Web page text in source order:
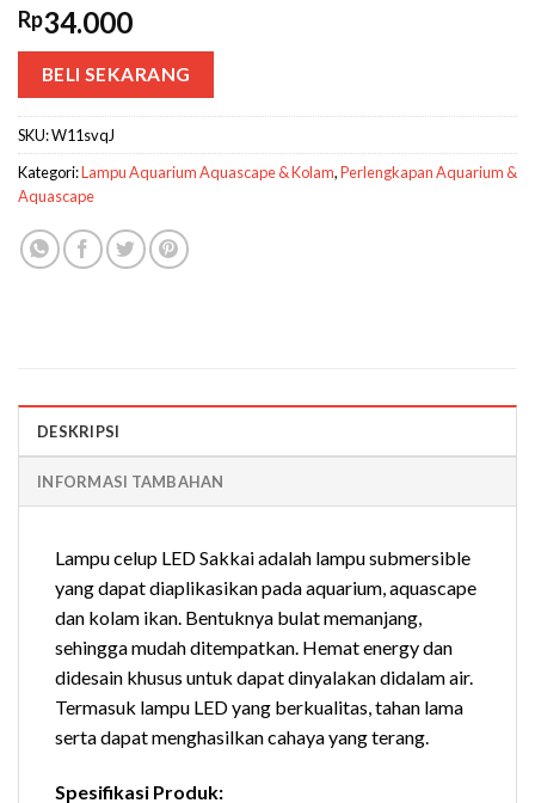
Rp34.000
BELI SEKARANG
SKU:W11svqJ
Kategori:Lampu Aquarium Aquascape & Kolam,Perlengkapan Aquarium &
Aquascape
DESKRIPSI
INFORMASI TAMBAHAN
Lampu celup LED Sakkai adalah lampu submersible
yang dapat diaplikasikan pada aquarium, aquascape
dan kolam ikan. Bentuknya bulat memanjang,
sehingga mudah ditempatkan. Hemat energy dan
didesain khusus untuk dapat dinyalakan didalam air.
Termasuk lampu LED yang berkualitas, tahan lama
serta dapat menghasilkan cahaya yang terang.
Spesifikasi Produk: